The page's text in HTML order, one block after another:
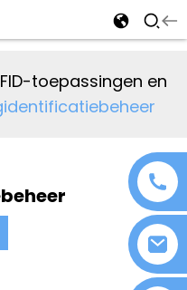
toepassingen en